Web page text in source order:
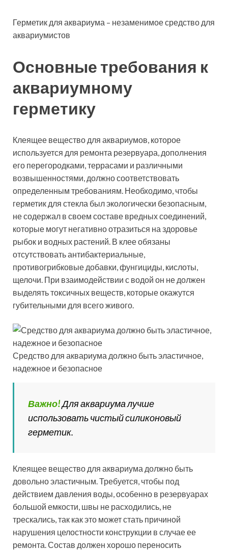
Герметик для аквариума – незаменимое средство для
аквариумистов
Основные требования к
аквариумному
герметику
Клеящее вещество для аквариумов, которое
используется для ремонта резервуара, дополнения
его перегородками, террасами и различными
возвышенностями, должно соответствовать
определенным требованиям. Необходимо, чтобы
герметик для стекла был экологически безопасным,
не содержал в своем составе вредных соединений,
которые могут негативно отразиться на здоровье
рыбок и водных растений. В клее обязаны
отсутствовать антибактериальные,
противогрибковые добавки, фунгициды, кислоты,
щелочи. При взаимодействии с водой он не должен
выделять токсичных веществ, которые окажутся
губительными для всего живого.
Средство для аквариума должно быть эластичное,
надежное и безопасное
Важно!Для аквариума лучше
использовать чистый силиконовый
герметик.
Клеящее вещество для аквариума должно быть
довольно эластичным. Требуется, чтобы под
действием давления воды, особенно в резервуарах
большой емкости, швы не расходились, не
трескались, так как это может стать причиной
нарушения целостности конструкции в случае ее
ремонта. Состав должен хорошо переносить